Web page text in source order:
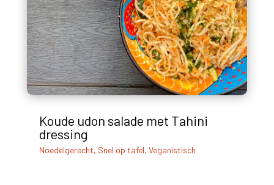
Koude udon salade met Tahini
dressing
Noedelgerecht, Snel op tafel, Veganistisch